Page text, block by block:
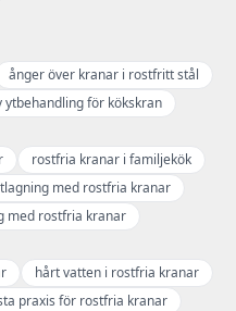
ånger över kranar i rostfritt stål
ytbehandling för kökskran
rostfria kranar i familjekök
med rostfria kranar
med rostfria kranar
hårt vatten i rostfria kranar
praxis för rostfria kranar